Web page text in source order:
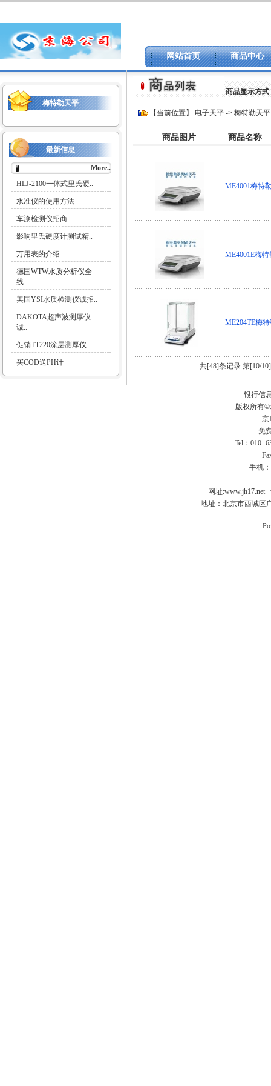
网站首页 商品中心
梅特勒天平
最新信息
More..
HLJ-2100一体式里氏硬..
水准仪的使用方法
车漆检测仪招商
影响里氏硬度计测试精..
万用表的介绍
德国WTW水质分析仪全
线..
美国YSI水质检测仪诚招..
DAKOTA超声波测厚仪
诚..
促销TT220涂层测厚仪
买COD送PH计
商品显示方式
【当前位置】 电子天平 -> 梅特勒天平
商品图片 商品名称
ME4001梅特
ME4001E梅
ME204TE梅
共[48]条记录 第[10/
银行信
版权所有
京
免
Tel：010-
手机：
网址:www.jh17.net
地址：北京市西城区